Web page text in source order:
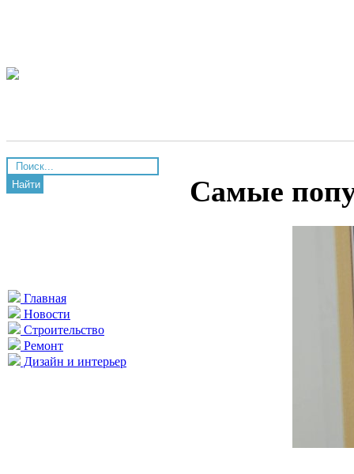
Найти
Главная
Новости
Строительство
Ремонт
Дизайн и интерьер
Самые